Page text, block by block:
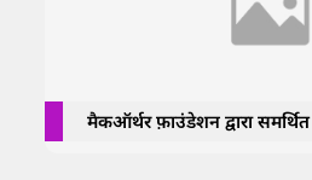
मैकऑर्थर फ़ाउंडेशन द्वारा समर्थित